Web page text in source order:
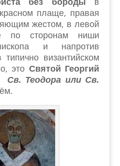
плаще, правая
жестом, в левой
по сторонам ниши
и напротив
византийском
это Святой Георгий
Св. Теодора или Св.